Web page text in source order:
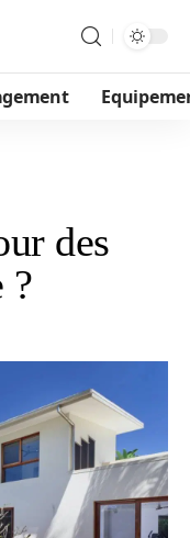
des
?